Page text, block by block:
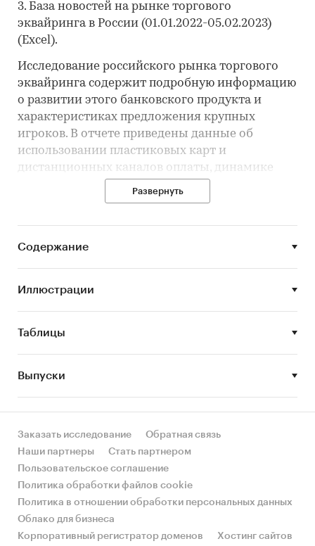
3. База новостей на рынке торгового
эквайринга в России (01.01.2022-05.02.2023)
(Excel).
Исследование российского рынка торгового
эквайринга содержит подробную информацию
о развитии этого банковского продукта и
характеристиках предложения крупных
игроков. В отчете приведены данные об
использовании пластиковых карт и
дистанционных каналов оплаты, динамике
количества и объема платежей. По изучаемому
виду эквайринга дана краткая справка
участников) и проведен анализ предложения
крупных игроков сегмента.
Цель исследования:
• Описание текущего состояния российского
рынка торгового эквайринга, анализ
Задачи исследования:
• Описать состояние рынка РКО, ДБО и
банковских карт в России;
• Охарактеризовать ситуацию на рынке
торгового эквайринга России;
• Провести анализ программ по торговому
эквайрингу основных банков России и
ведущих компаний, предлагающих данные
услуги.
Развернуть
Содержание
Иллюстрации
Таблицы
Выпуски
Заказать исследование
Обратная связь
Наши партнеры
Стать партнером
Пользовательское соглашение
Политика обработки файлов cookie
Политика в отношении обработки персональных данных
Облако для бизнеса
Корпоративный регистратор доменов
Хостинг сайтов